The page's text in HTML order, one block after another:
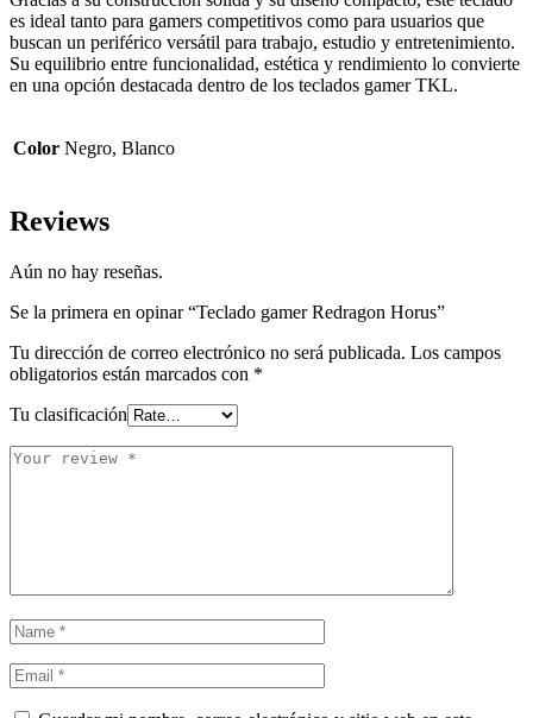
es ideal tanto para gamers competitivos como para usuarios que
buscan un periférico versátil para trabajo, estudio y entretenimiento.
Su equilibrio entre funcionalidad, estética y rendimiento lo convierte
en una opción destacada dentro de los teclados gamer TKL.
Color Negro, Blanco
Reviews
Aún no hay reseñas.
Se la primera en opinar “Teclado gamer Redragon Horus”
Tu dirección de correo electrónico no será publicada. Los campos
obligatorios están marcados con *
Tu clasificación